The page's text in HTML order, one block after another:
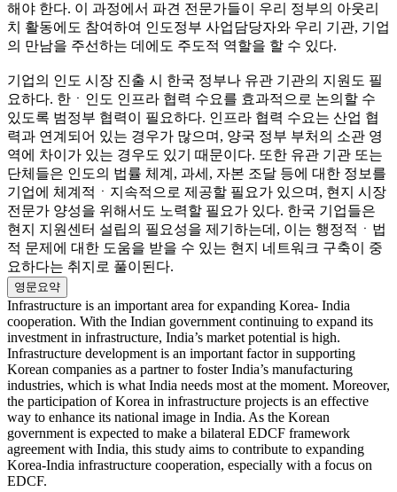
해야 한다. 이 과정에서 파견 전문가들이 우리 정부의 아웃리
치 활동에도 참여하여 인도정부 사업담당자와 우리 기관, 기업
의 만남을 주선하는 데에도 주도적 역할을 할 수 있다.
기업의 인도 시장 진출 시 한국 정부나 유관 기관의 지원도 필
요하다. 한ㆍ인도 인프라 협력 수요를 효과적으로 논의할 수
있도록 범정부 협력이 필요하다. 인프라 협력 수요는 산업 협
력과 연계되어 있는 경우가 많으며, 양국 정부 부처의 소관 영
역에 차이가 있는 경우도 있기 때문이다. 또한 유관 기관 또는
단체들은 인도의 법률 체계, 과세, 자본 조달 등에 대한 정보를
기업에 체계적ㆍ지속적으로 제공할 필요가 있으며, 현지 시장
전문가 양성을 위해서도 노력할 필요가 있다. 한국 기업들은
현지 지원센터 설립의 필요성을 제기하는데, 이는 행정적ㆍ법
적 문제에 대한 도움을 받을 수 있는 현지 네트워크 구축이 중
요하다는 취지로 풀이된다.
영문요약
Infrastructure is an important area for expanding Korea- India
cooperation. With the Indian government continuing to expand its
investment in infrastructure, India’s market potential is high.
Infrastructure development is an important factor in supporting
Korean companies as a partner to foster India’s manufacturing
industries, which is what India needs most at the moment. Moreover,
the participation of Korea in infrastructure projects is an effective
way to enhance its national image in India. As the Korean
government is expected to make a bilateral EDCF framework
agreement with India, this study aims to contribute to expanding
Korea-India infrastructure cooperation, especially with a focus on
EDCF.